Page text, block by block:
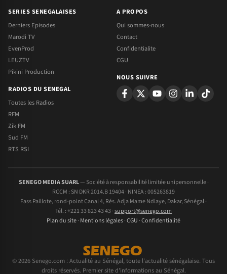
SERIES SENEGALAISES
Derniers Episodes
Marodi TV
EvenProd
LEUZTV
Pikini Production
RADIOS DU SENEGAL
Toutes les Radios
RFM
Zik FM
Sud FM
RTS RSI
A PROPOS
Qui sommes-nous
Contact
Confidentialite
CGU
NOUS SUIVRE
SENEGO MEDIA SUARL— Société à responsabilité limitée unipersonnelle ·
RCCM : SN DKR 2014.B 19404 · NINEA : 005263819
Fass Paillote, rond-point Canal 4, Rés. Adja Mame Ndiaye, Dakar, Sénégal ·
Tél. : +221 33 823 43 43 ·support@senego.com
Plan du site· Mentions légales·CGU ·Confidentialité
© 2026 Senego.com : Actualité au Sénégal, toute l'actualité sénégalaise. Tous
droits réservés. Premier site d'informations au Sénégal.